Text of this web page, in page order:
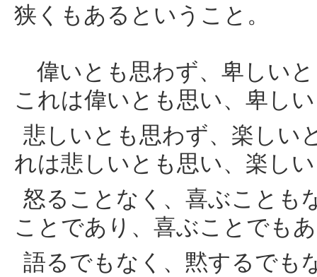
狭くもあるということ。
偉いとも思わず、卑しい
これは偉いとも思い、卑し
悲しいとも思わず、楽しい
れは悲しいとも思い、楽し
怒ることなく、喜ぶことも
ことであり、喜ぶことでも
語るでもなく、黙するでも